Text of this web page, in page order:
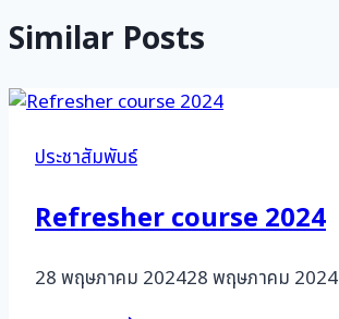
Similar Posts
ประชาสัมพันธ์
Refresher course 2024
28 พฤษภาคม 202428 พฤษภาคม 2024